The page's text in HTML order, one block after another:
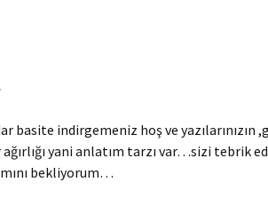
basite indirgemeniz hoş ve
yani anlatım tarzı var…sizi tebrik
bekliyorum…